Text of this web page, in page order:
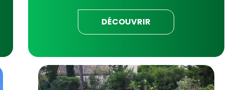
conformité les lieux en plus de le revaloriser.
Comme eux, laissez-nous rafraichir votre
passage de la brigade de l’environnement
chez nos clients (pour empiètement des
DÉCOUVRIR